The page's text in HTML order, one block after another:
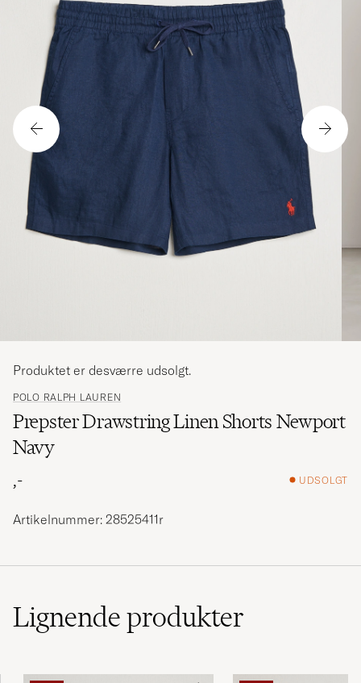
POLO RALPH LAUREN
Prepster Drawstring Linen Shorts Newport
Navy
,-
UDSOLGT
Produktet er desværre udsolgt.
Artikelnummer: 28525411r
Lignendeprodukter